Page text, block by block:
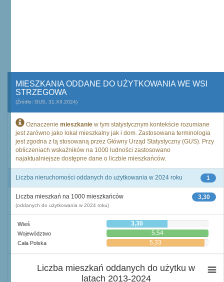
MIESZKANIA ODDANE DO UŻYTKOWANIA WE WSI
STRZEGOWA
(Źródło: GUS, 31.XII.2024)
Oznaczenie mieszkanie w tym statystycznym kontekście rozumiane
jest zarówno jako lokal mieszkalny jak i dom. Zastosowana terminologia
jest zgodna z tą stosowaną przez Główny Urząd Statystyczny (GUS). Przy
obliczeniach wskaźników na 1000 ludności zastosowano
najaktualniejsze dostępne dane o liczbie mieszkańców.
1
Liczba nieruchomości oddanych do użytkowania w 2024 roku
3,30
Liczba mieszkań na 1000 mieszkańców
(oddanych do użytkowania w 2024 roku)
Wieś 3,30
Województwo 5,54
Cała Polska 5,33
Liczba mieszkań oddanych do użytku w
latach 2013-2024